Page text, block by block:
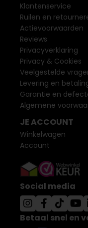
Klantenservice
Ruilen en
Actievoorwaarden
Reviews
Privacyverklaring
Privacy & Cookies
Veelgestelde
Levering en
Garantie en
Algemene
JE ACCOUNT
Winkelwagen
Account
Social media
Betaal snel en